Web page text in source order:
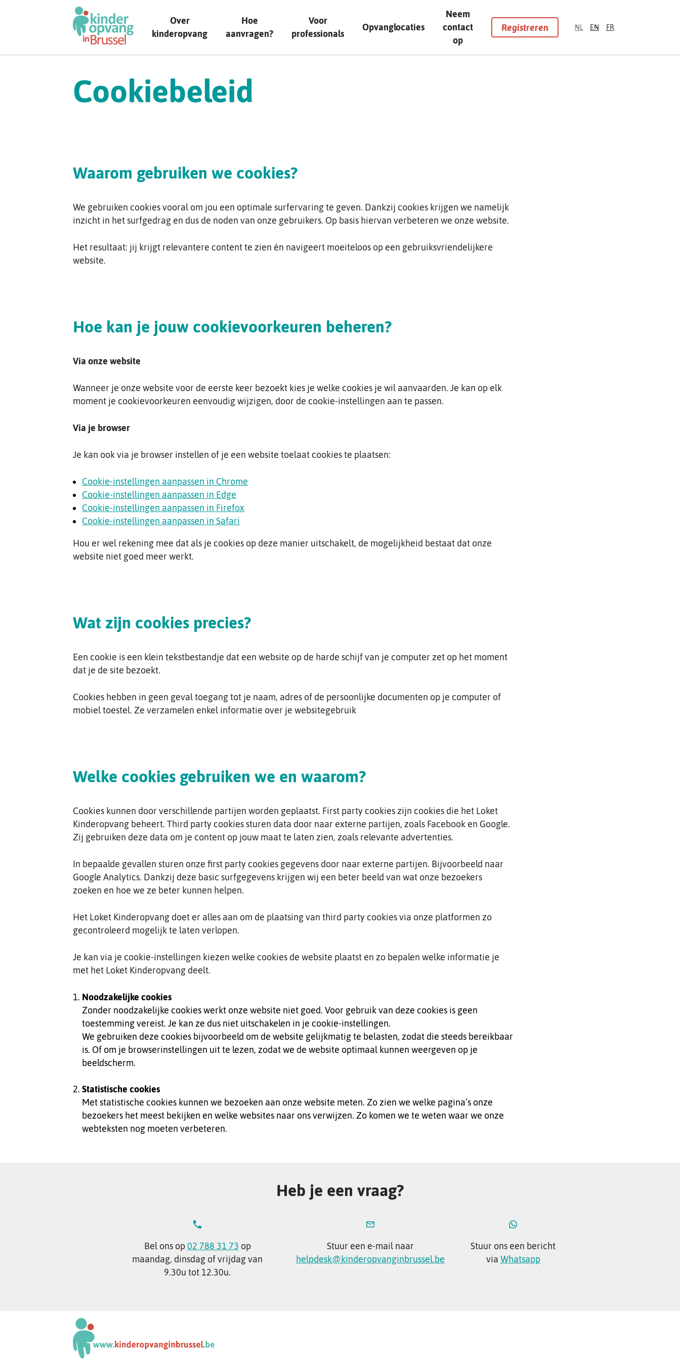
Over
kinderopvang
Hoe
aanvragen?
Voor
professionals
Opvanglocaties
Neem
contact
op
Registreren NL EN FR
Cookiebeleid
Waarom gebruiken we cookies?
We gebruiken cookies vooral om jou een optimale surfervaring te geven. Dankzij cookies krijgen we namelijk
inzicht in het surfgedrag en dus de noden van onze gebruikers. Op basis hiervan verbeteren we onze website.
Het resultaat: jij krijgt relevantere content te zien én navigeert moeiteloos op een gebruiksvriendelijkere
website.
Hoe kan je jouw cookievoorkeuren beheren?
Via onze website
Wanneer je onze website voor de eerste keer bezoekt kies je welke cookies je wil aanvaarden. Je kan op elk
moment je cookievoorkeuren eenvoudig wijzigen, door de cookie-instellingen aan te passen.
Via je browser
Je kan ook via je browser instellen of je een website toelaat cookies te plaatsen:
Cookie-instellingen aanpassen in Chrome
Cookie-instellingen aanpassen in Edge
Cookie-instellingen aanpassen in Firefox
Cookie-instellingen aanpassen in Safari
Hou er wel rekening mee dat als je cookies op deze manier uitschakelt, de mogelijkheid bestaat dat onze
website niet goed meer werkt.
Wat zijn cookies precies?
Een cookie is een klein tekstbestandje dat een website op de harde schijf van je computer zet op het moment
dat je de site bezoekt.
Cookies hebben in geen geval toegang tot je naam, adres of de persoonlijke documenten op je computer of
mobiel toestel. Ze verzamelen enkel informatie over je websitegebruik
Welke cookies gebruiken we en waarom?
Cookies kunnen door verschillende partijen worden geplaatst. First party cookies zijn cookies die het Loket
Kinderopvang beheert. Third party cookies sturen data door naar externe partijen, zoals Facebook en Google.
Zij gebruiken deze data om je content op jouw maat te laten zien, zoals relevante advertenties.
In bepaalde gevallen sturen onze first party cookies gegevens door naar externe partijen. Bijvoorbeeld naar
Google Analytics. Dankzij deze basic surfgegevens krijgen wij een beter beeld van wat onze bezoekers
zoeken en hoe we ze beter kunnen helpen.
Het Loket Kinderopvang doet er alles aan om de plaatsing van third party cookies via onze platformen zo
gecontroleerd mogelijk te laten verlopen.
Je kan via je cookie-instellingen kiezen welke cookies de website plaatst en zo bepalen welke informatie je
met het Loket Kinderopvang deelt.
Noodzakelijke cookies
Zonder noodzakelijke cookies werkt onze website niet goed. Voor gebruik van deze cookies is geen
toestemming vereist. Je kan ze dus niet uitschakelen in je cookie-instellingen.
We gebruiken deze cookies bijvoorbeeld om de website gelijkmatig te belasten, zodat die steeds bereikbaar
is. Of om je browserinstellingen uit te lezen, zodat we de website optimaal kunnen weergeven op je
beeldscherm.
Statistische cookies
Met statistische cookies kunnen we bezoeken aan onze website meten. Zo zien we welke pagina’s onze
bezoekers het meest bekijken en welke websites naar ons verwijzen. Zo komen we te weten waar we onze
webteksten nog moeten verbeteren.
Heb je een vraag?
Bel ons op02 788 31 73 op
maandag, dinsdag of vrijdag van
9.30u tot 12.30u.
Stuur een e-mail naar
helpdesk@kinderopvanginbrussel.be
Stuur ons een bericht
via Whatsapp